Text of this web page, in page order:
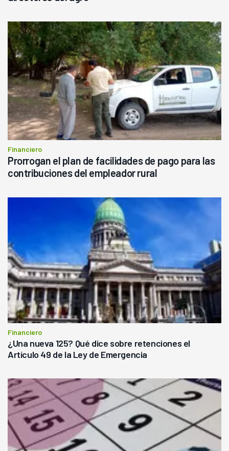
Financiero
Prorrogan el plan de facilidades de pago para las
contribuciones del empleador rural
Financiero
¿Una nueva 125? Qué dice sobre retenciones el
Artículo 49 de la Ley de Emergencia